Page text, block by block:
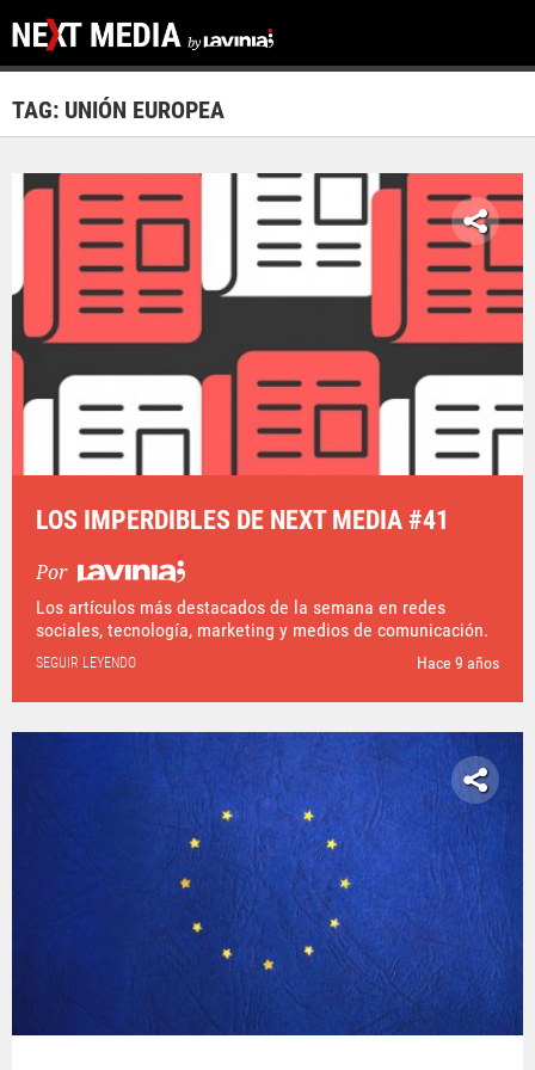
TAG: UNIÓN EUROPEA
LOS IMPERDIBLES DE NEXT MEDIA #41
Por
Los artículos más destacados de la semana en redes
sociales, tecnología, marketing y medios de comunicación.
SEGUIR LEYENDO Hace 9 años